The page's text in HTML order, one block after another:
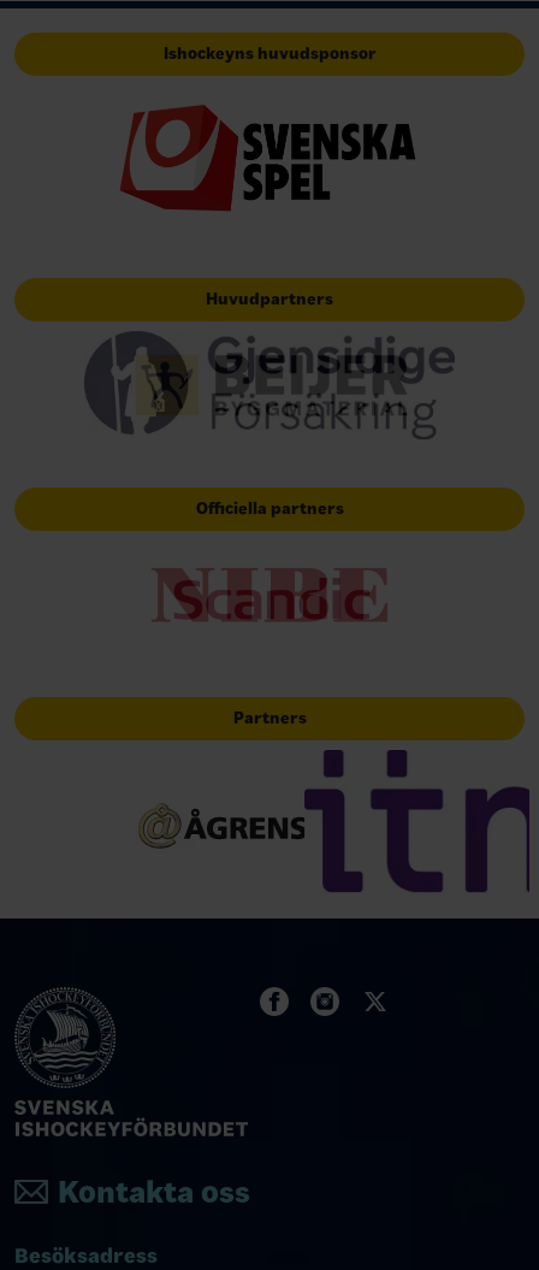
Ishockeyns huvudsponsor
Huvudpartners
Officiella partners
Partners
Kontakta oss
Besöksadress